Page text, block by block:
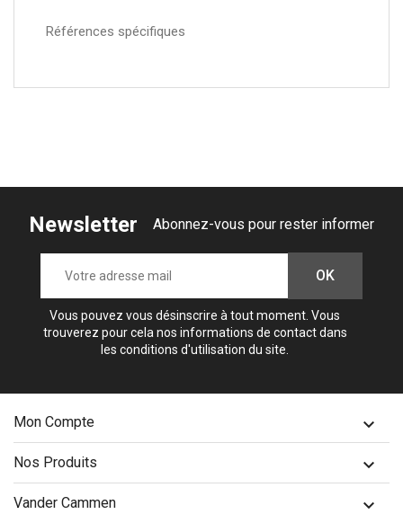
Références spécifiques
Newsletter Abonnez-vous pour rester informer
Vous pouvez vous désinscrire à tout moment. Vous
trouverez pour cela nos informations de contact dans
les conditions d'utilisation du site.
Mon Compte 
Nos Produits 
Vander Cammen 